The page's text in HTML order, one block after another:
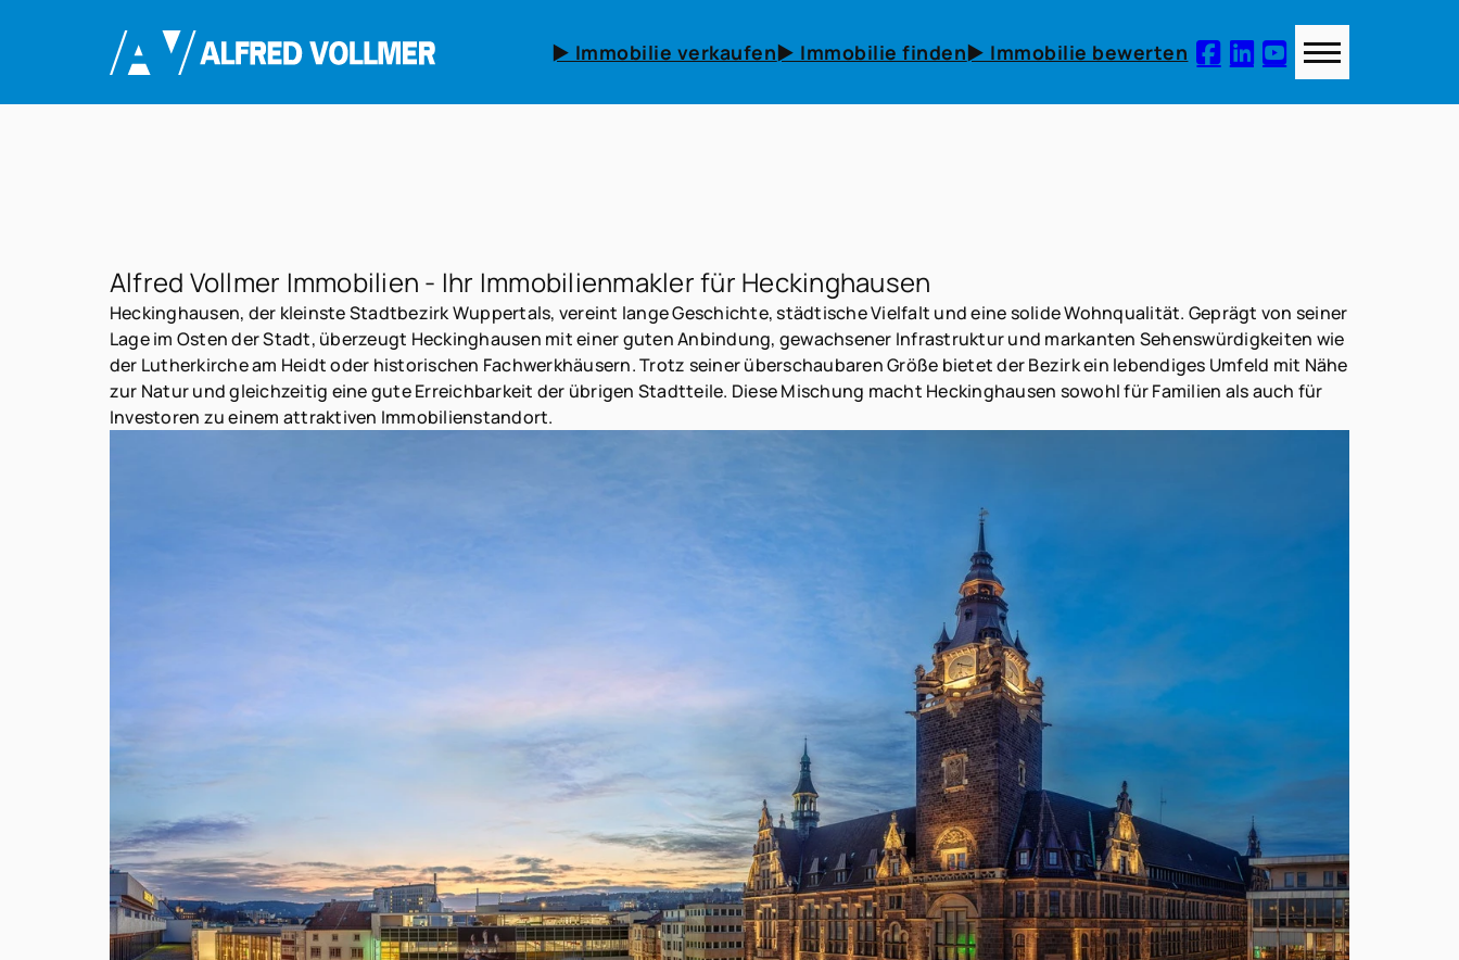
► Immobilie verkaufen► Immobilie finden► Immobilie bewerten
Alfred Vollmer Immobilien - Ihr Immobilienmakler für Heckinghausen
Heckinghausen, der kleinste Stadtbezirk Wuppertals, vereint lange Geschichte, städtische Vielfalt und eine solide Wohnqualität. Geprägt von seiner
Lage im Osten der Stadt, überzeugt Heckinghausen mit einer guten Anbindung, gewachsener Infrastruktur und markanten Sehenswürdigkeiten wie
der Lutherkirche am Heidt oder historischen Fachwerkhäusern. Trotz seiner überschaubaren Größe bietet der Bezirk ein lebendiges Umfeld mit Nähe
zur Natur und gleichzeitig eine gute Erreichbarkeit der übrigen Stadtteile. Diese Mischung macht Heckinghausen sowohl für Familien als auch für
Investoren zu einem attraktiven Immobilienstandort.